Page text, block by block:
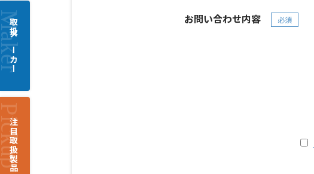
お問い合わせ内容 必須
取扱メーカー
注目取扱製品